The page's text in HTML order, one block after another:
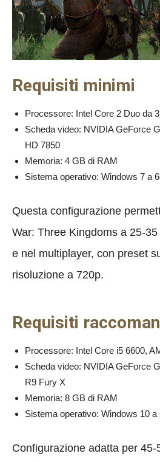
Requisiti minimi
Processore: Intel Core 2 Duo da
Scheda video: NVIDIA GeForce
HD 7850
Memoria: 4 GB di RAM
Sistema operativo: Windows 7 a
Questa configurazione
War: Three Kingdoms a 25-
e nel multiplayer, con preset
risoluzione a 720p.
Requisiti
Processore: Intel Core i5 6600,
Scheda video: NVIDIA GeForce
R9 Fury X
Memoria: 8 GB di RAM
Sistema operativo: Windows 10 a
Configurazione adatta per 45-